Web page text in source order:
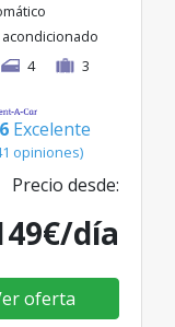
4 3
Excelente
opiniones)
Precio desde:
día
oferta